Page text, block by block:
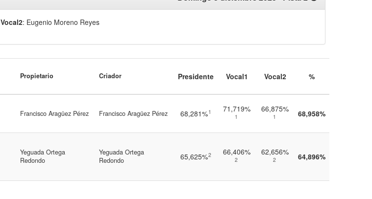
Vocal2: Eugenio Moreno Reyes
Propietario Criador Presidente Vocal1 Vocal2 %
Francisco Aragüez Pérez Francisco Aragüez Pérez 68,281%1 71,719%
1
66,875%
1 68,958%
Yeguada Ortega
Redondo
Yeguada Ortega
Redondo
65,625%2 66,406%
2
62,656%
2 64,896%